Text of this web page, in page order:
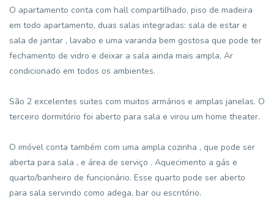
O apartamento conta com hall compartilhado, piso de madeira
em todo apartamento, duas salas integradas: sala de estar e
sala de jantar , lavabo e uma varanda bem gostosa que pode ter
fechamento de vidro e deixar a sala ainda mais ampla, Ar
condicionado em todos os ambientes.
São 2 excelentes suites com muitos armários e amplas janelas. O
terceiro dormitório foi aberto para sala e virou um home theater.
O imóvel conta também com uma ampla cozinha , que pode ser
aberta para sala , e área de serviço . Aquecimento a gás e
quarto/banheiro de funcionário. Esse quarto pode ser aberto
para sala servindo como adega, bar ou escritório.